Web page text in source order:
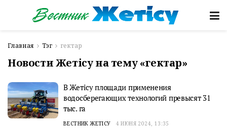
Главная Тэг гектар
Новости Жетісу на тему «гектар»
В Жетісу площади применения
водосберегающих технологий превысят 31
тыс. га
ВЕСТНИК ЖЕТІСУ 4 ИЮНЯ 2024, 13:35